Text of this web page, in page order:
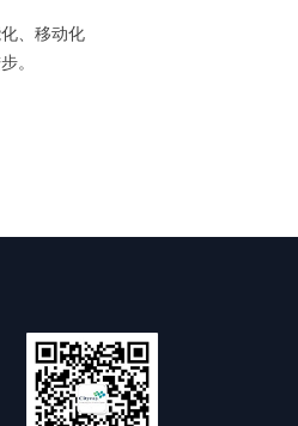
、移动化
。